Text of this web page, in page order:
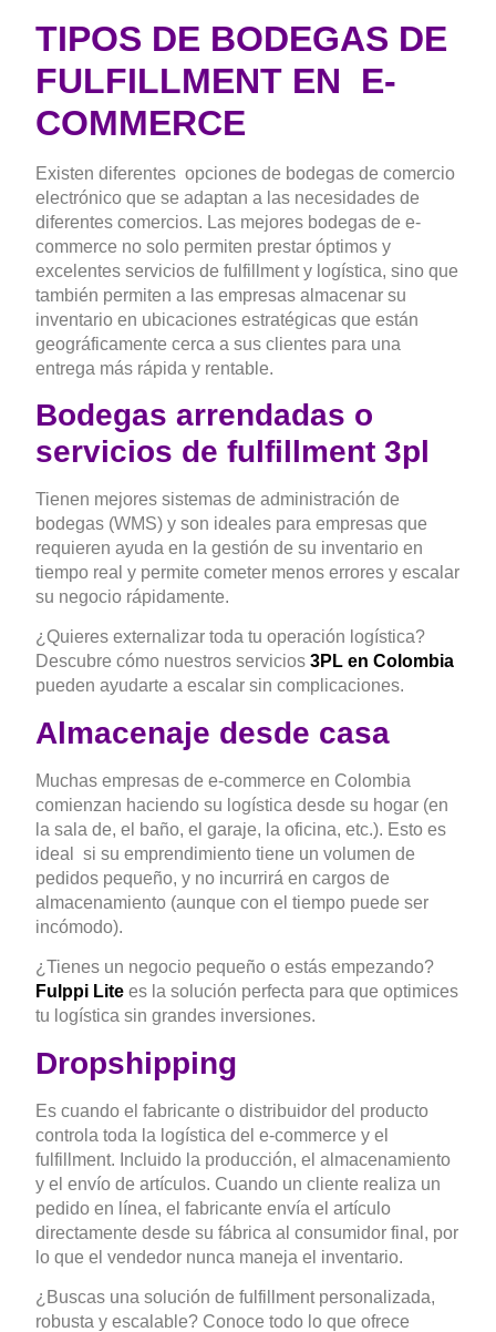
TIPOS DE BODEGAS DE
FULFILLMENT EN E-
COMMERCE
Existen diferentes opciones de bodegas de comercio
electrónico que se adaptan a las necesidades de
diferentes comercios. Las mejores bodegas de e-
commerce no solo permiten prestar óptimos y
excelentes servicios de fulfillment y logística, sino que
también permiten a las empresas almacenar su
inventario en ubicaciones estratégicas que están
geográficamente cerca a sus clientes para una
entrega más rápida y rentable.
Bodegas arrendadas o
servicios de fulfillment 3pl
Tienen mejores sistemas de administración de
bodegas (WMS) y son ideales para empresas que
requieren ayuda en la gestión de su inventario en
tiempo real y permite cometer menos errores y escalar
su negocio rápidamente.
¿Quieres externalizar toda tu operación logística?
Descubre cómo nuestros servicios 3PL en Colombia
pueden ayudarte a escalar sin complicaciones.
Almacenaje desde casa
Muchas empresas de e-commerce en Colombia
comienzan haciendo su logística desde su hogar (en
la sala de, el baño, el garaje, la oficina, etc.). Esto es
ideal si su emprendimiento tiene un volumen de
pedidos pequeño, y no incurrirá en cargos de
almacenamiento (aunque con el tiempo puede ser
incómodo).
¿Tienes un negocio pequeño o estás empezando?
Fulppi Lite es la solución perfecta para que optimices
tu logística sin grandes inversiones.
Dropshipping
Es cuando el fabricante o distribuidor del producto
controla toda la logística del e-commerce y el
fulfillment. Incluido la producción, el almacenamiento
y el envío de artículos. Cuando un cliente realiza un
pedido en línea, el fabricante envía el artículo
directamente desde su fábrica al consumidor final, por
lo que el vendedor nunca maneja el inventario.
¿Buscas una solución de fulfillment personalizada,
robusta y escalable? Conoce todo lo que ofrece